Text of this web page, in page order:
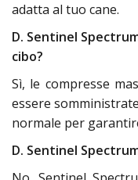
adatta al tuo cane.
D. Sentinel
cibo?
Sì, le compresse
essere
normale per
D. Sentinel